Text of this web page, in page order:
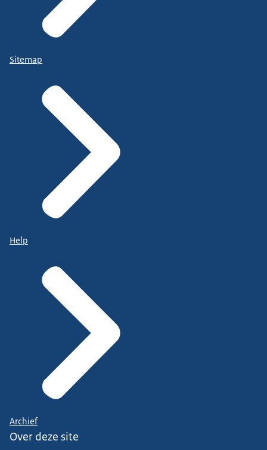
Sitemap
Help
Archief
Over deze site